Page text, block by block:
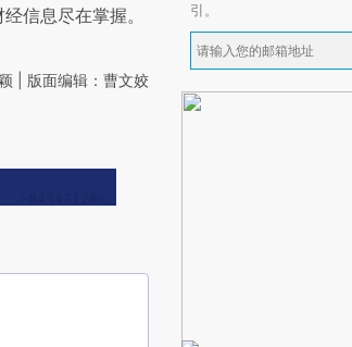
信息尽在掌握。
| 版面编辑：曹文姣
引。